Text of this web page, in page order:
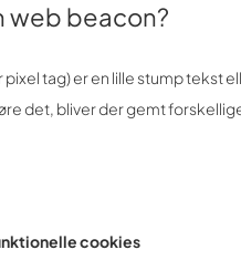
web beacon?
pixel tag) er en lille stump tekst
det, bliver der gemt
cookies